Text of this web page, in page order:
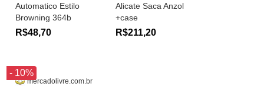
Automatico Estilo
Browning 364b
R$48,70
Alicate Saca Anzol
+case
R$211,20
- 10%
mercadolivre.com.br